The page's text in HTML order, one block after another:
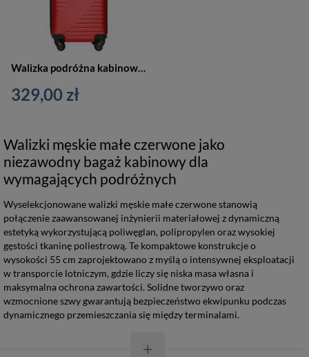
Walizka podróżna kabinowa mała twarda czerwona Vip Collection LAS VEGAS 18"
329,00 zł
Walizki męskie małe czerwone jako
niezawodny bagaż kabinowy dla
wymagających podróżnych
Wyselekcjonowane walizki męskie małe czerwone stanowią
połączenie zaawansowanej inżynierii materiałowej z dynamiczną
estetyką wykorzystującą poliwęglan, polipropylen oraz wysokiej
gęstości tkaninę poliestrową. Te kompaktowe konstrukcje o
wysokości 55 cm zaprojektowano z myślą o intensywnej eksploatacji
w transporcie lotniczym, gdzie liczy się niska masa własna i
maksymalna ochrona zawartości. Solidne tworzywo oraz
wzmocnione szwy gwarantują bezpieczeństwo ekwipunku podczas
dynamicznego przemieszczania się między terminalami.